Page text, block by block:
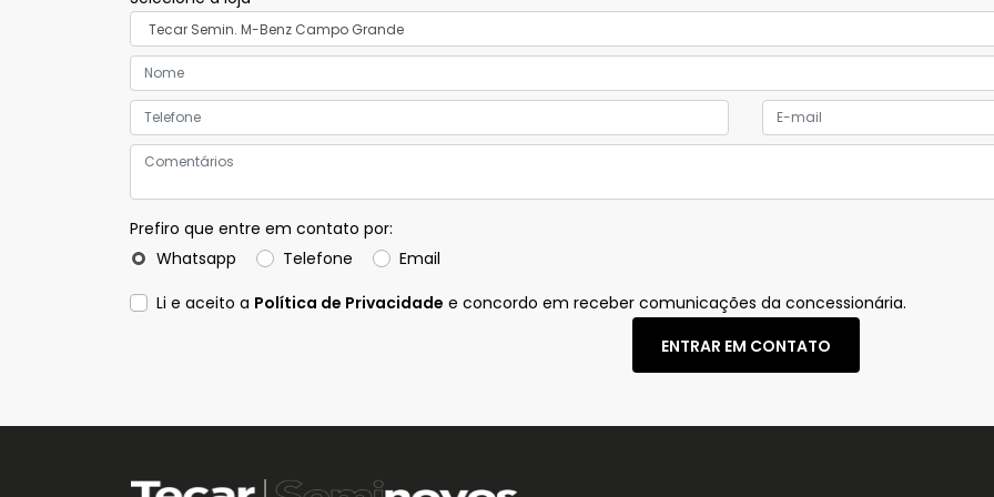
TECAR SEMIN. HONDA JD.
GOIÁS
TECAR SEMIN. FIAT MG SION E
ANEL
TECAR SEMIN. HYUNDAI
DIVINÓPOLIS
TECAR SEMIN. FIAT BURITI
TECAR SEMIN. JEEP BURITI
Prefiro que entre em contato por:
Whatsapp
Telefone
Email
Li e aceito a Política de Privacidade e concordo em receber comunicações da concessionária.
ENTRAR EM CONTATO